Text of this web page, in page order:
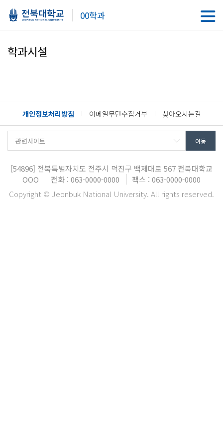
00학과
학과시설
개인정보처리방침 이메일무단수집거부 찾아오시는길
[54896] 전북특별자치도 전주시 덕진구 백제대로 567 전북대학교
OOO
전화 : 063-0000-0000
팩스 : 063-0000-0000
Copyright © Jeonbuk National University. All rights reserved.